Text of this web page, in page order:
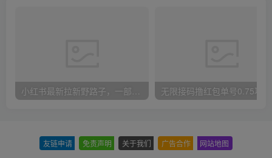
友链申请 免责声明 关于我们 广告合作 网站地图